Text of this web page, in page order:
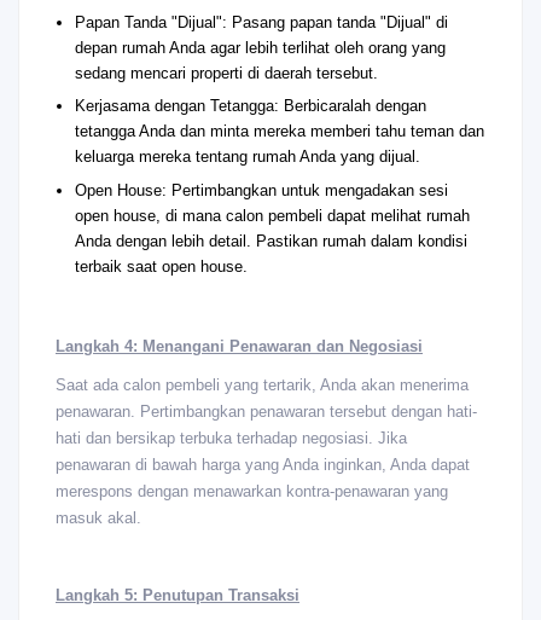
Papan Tanda "Dijual": Pasang papan tanda "Dijual" di
depan rumah Anda agar lebih terlihat oleh orang yang
sedang mencari properti di daerah tersebut.
Kerjasama dengan Tetangga: Berbicaralah dengan
tetangga Anda dan minta mereka memberi tahu teman dan
keluarga mereka tentang rumah Anda yang dijual.
Open House: Pertimbangkan untuk mengadakan sesi
open house, di mana calon pembeli dapat melihat rumah
Anda dengan lebih detail. Pastikan rumah dalam kondisi
terbaik saat open house.
Langkah 4: Menangani Penawaran dan Negosiasi
Saat ada calon pembeli yang tertarik, Anda akan menerima
penawaran. Pertimbangkan penawaran tersebut dengan hati-
hati dan bersikap terbuka terhadap negosiasi. Jika
penawaran di bawah harga yang Anda inginkan, Anda dapat
merespons dengan menawarkan kontra-penawaran yang
masuk akal.
Langkah 5: Penutupan Transaksi